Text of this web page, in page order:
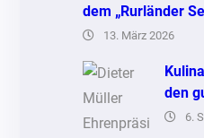
dem „Rurländer
13. März 2026
den
6.